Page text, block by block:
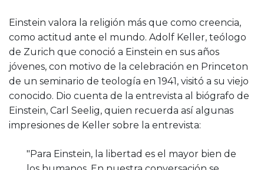
Einstein valora la religión más que como creencia,
como actitud ante el mundo. Adolf Keller, teólogo
de Zurich que conoció a Einstein en sus años
jóvenes, con motivo de la celebración en Princeton
de un seminario de teología en 1941, visitó a su viejo
conocido. Dio cuenta de la entrevista al biógrafo de
Einstein, Carl Seelig, quien recuerda así algunas
impresiones de Keller sobre la entrevista:
"Para Einstein, la libertad es el mayor bien de